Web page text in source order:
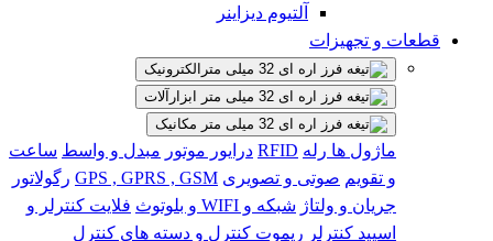
آلتیوم دیزاینر
قطعات و تجهیزات
الکترونیک
ابزارآلات
مکانیک
ماژول ها رله RFID درایور موتور مبدل و واسط ساعت
و تقویم صوتی و تصویری GPS , GPRS , GSM رگولاتور
جریان و ولتاژ شبکه و WIFI و بلوتوث
فلایت کنترلر و
اسپید کنترلر ریموت کنترل و دسته های کنترل